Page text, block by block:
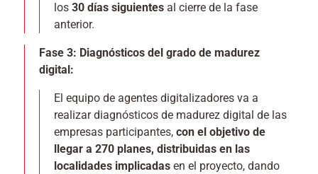
los 30 días siguientesal cierre de la fase
anterior.
Fase 3: Diagnósticos del grado de madurez
digital:
El equipo de agentes digitalizadores va a
realizar diagnósticos de madurez digital de las
empresas participantes, con el objetivo de
llegar a 270 planes, distribuidas en las
localidades implicadasen el proyecto, dando